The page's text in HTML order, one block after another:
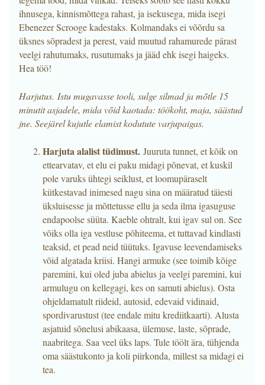
ihnusega, kinnismõttega rahast, ja isekusega, mida isegi
Ebenezer Scrooge kadestaks. Kolmandaks ei võõrdu sa
üksnes sõpradest ja perest, vaid muutud rahamurede pärast
veelgi rahutumaks, rusutumaks ja jääd ehk isegi haigeks.
Hea töö!
Harjutus. Istu mugavasse tooli, sulge silmad ja mõtle 15
minutit asjadele, mida võid kaotada: töökoht, maja, säästud
jne. Seejärel kujutle elamist kodutute varjupaigas.
Harjuta alalist tüdimust. Juuruta tunnet, et kõik on
ettearvatav, et elu ei paku midagi põnevat, et kuskil
pole varuks ühtegi seiklust, et loomupäraselt
kütkestavad inimesed nagu sina on määratud täiesti
üksluisesse ja mõttetusse ellu ja seda ilma igasuguse
endapoolse süüta. Kaeble ohtralt, kui igav sul on. See
võiks olla iga vestluse põhiteema, et tuttavad kindlasti
teaksid, et pead neid tüütuks. Igavuse leevendamiseks
võid algatada kriisi. Hangi armuke (see toimib kõige
paremini, kui oled juba abielus ja veelgi paremini, kui
armulugu on kellegagi, kes on samuti abielus). Osta
ohjeldamatult riideid, autosid, edevaid vidinaid,
spordivarustust (tee endale mitu krediitkaarti). Alusta
asjatuid sõnelusi abikaasa, ülemuse, laste, sõprade,
naabritega. Saa veel üks laps. Tule töölt ära, tühjenda
oma säästukonto ja koli piirkonda, millest sa midagi ei
tea.